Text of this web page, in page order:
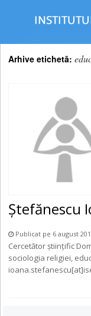
Arhive etichetă:
Ştefănescu
Publicat pe 6 august
Cercetător ştiinţific
sociologia religiei,